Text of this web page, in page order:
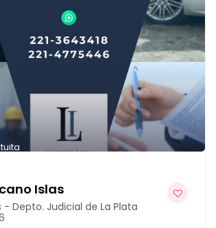
Islas
- Depto. Judicial de La Plata